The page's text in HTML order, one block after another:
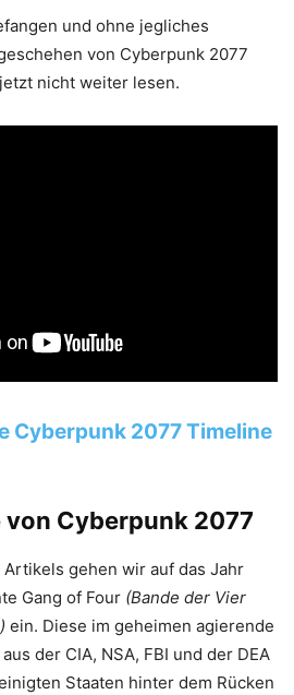
und ohne jegliches
von Cyberpunk 2077
nicht weiter lesen.
Cyberpunk 2077 Timeline
von Cyberpunk 2077
gehen wir auf das Jahr
Gang of Four (Bande der Vier
ein. Diese im geheimen agierende
der CIA, NSA, FBI und der DEA
Staaten hinter dem Rücken